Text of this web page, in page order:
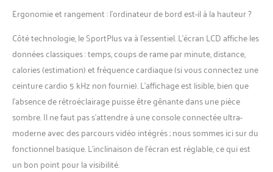
Ergonomie et rangement : l’ordinateur de bord est-il à la hauteur ?
Côté technologie, le SportPlus va à l’essentiel. L’écran LCD affiche les
données classiques : temps, coups de rame par minute, distance,
calories (estimation) et fréquence cardiaque (si vous connectez une
ceinture cardio 5 kHz non fournie). L’affichage est lisible, bien que
l’absence de rétroéclairage puisse être gênante dans une pièce
sombre. Il ne faut pas s’attendre à une console connectée ultra-
moderne avec des parcours vidéo intégrés ; nous sommes ici sur du
fonctionnel basique. L’inclinaison de l’écran est réglable, ce qui est
un bon point pour la visibilité.